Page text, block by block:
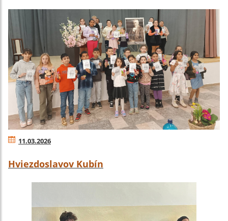
11.03.2026
Hviezdoslavov Kubín